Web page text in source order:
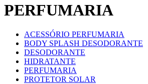
PERFUMARIA
ACESSÓRIO PERFUMARIA
BODY SPLASH DESODORANTE
DESODORANTE
HIDRATANTE
PERFUMARIA
PROTETOR SOLAR